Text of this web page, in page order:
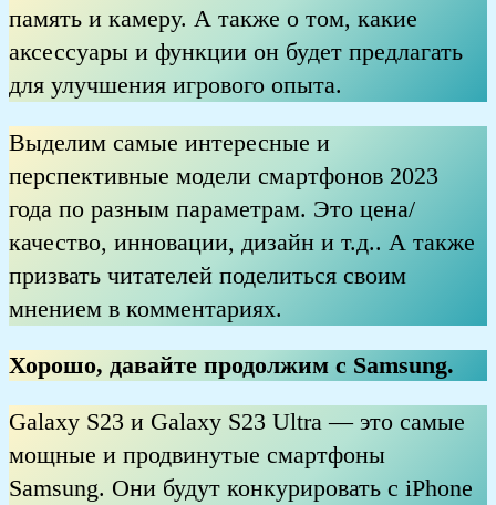
память и камеру. А также о том, какие
аксессуары и функции он будет предлагать
для улучшения игрового опыта.
Выделим самые интересные и
перспективные модели смартфонов 2023
года по разным параметрам. Это цена/
качество, инновации, дизайн и т.д.. А также
призвать читателей поделиться своим
мнением в комментариях.
Хорошо, давайте продолжим с Samsung.
Galaxy S23 и Galaxy S23 Ultra — это самые
мощные и продвинутые смартфоны
Samsung. Они будут конкурировать с iPhone